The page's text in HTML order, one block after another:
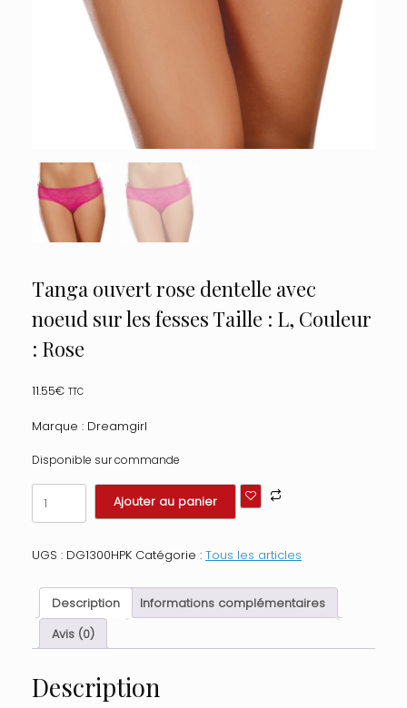
Tanga ouvert rose dentelle avec
noeud sur les fesses Taille : L, Couleur
: Rose
11.55€ TTC
Marque : Dreamgirl
Disponible sur commande
quantité
de
Tanga
rose
avec
noeud
les
Taille
:
Ajouter au panier
UGS : DG1300HPK Catégorie : Tous les articles
Description
Informations complémentaires
Avis (0)
Description